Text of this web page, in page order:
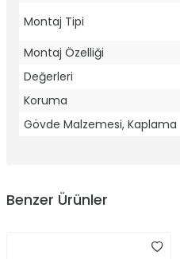
Montaj Tipi
Montaj Özelliği
Değerleri
Koruma
Gövde Malzemesi, Kaplama
Benzer Ürünler